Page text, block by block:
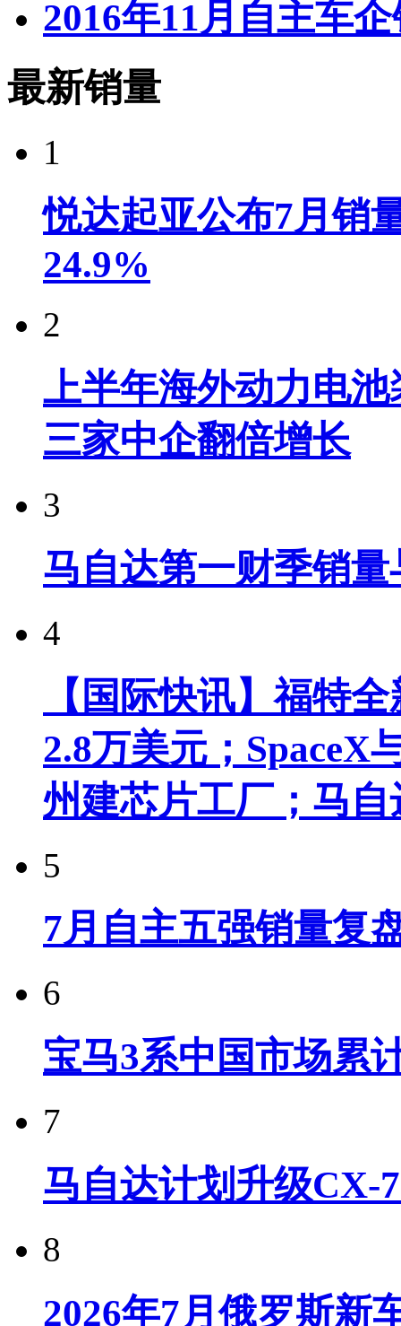
2016年11月自主车
最新销量
1
悦达起亚公布7月销
24.9%
2
上半年海外动力电
三家中企翻倍增长
3
马自达第一财季销
4
【国际快讯】福特
2.8万美元；SpaceX
州建芯片工厂；马
5
7月自主五强销量复
6
宝马3系中国市场累
7
马自达计划升级CX-
8
2026年7月俄罗斯新